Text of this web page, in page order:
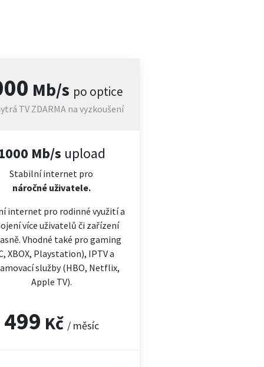
Mb/s po optice
TV ZDARMA na vyzkoušení
Mb/s upload
Stabilní internet pro
náročnéuživatele.
internet pro rodinné využití a
více uživatelů či zařízení
Vhodné také pro gaming
XBOX, Playstation), IPTV a
služby (HBO, Netflix,
Apple TV).
499 Kč / měsíc